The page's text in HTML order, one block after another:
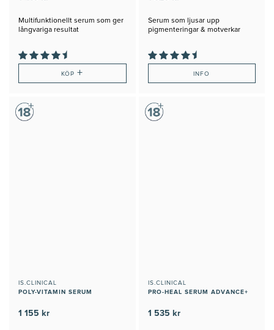
Multifunktionellt serum som ger
långvariga resultat
KÖP+
Serum som ljusar upp
pigmenteringar & motverkar
INFO
IS.CLINICAL
POLY-VITAMIN SERUM
1 155 kr
IS.CLINICAL
PRO-HEAL SERUM ADVANCE+
1 535 kr